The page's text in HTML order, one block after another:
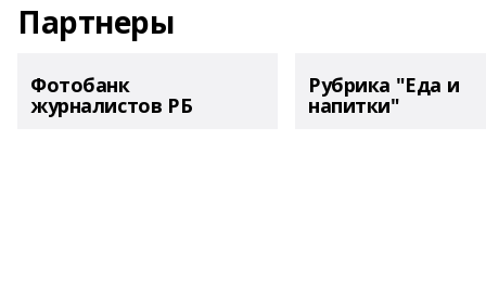
Партнеры
Фотобанк
журналистов РБ
Рубрика "Еда и
напитки"